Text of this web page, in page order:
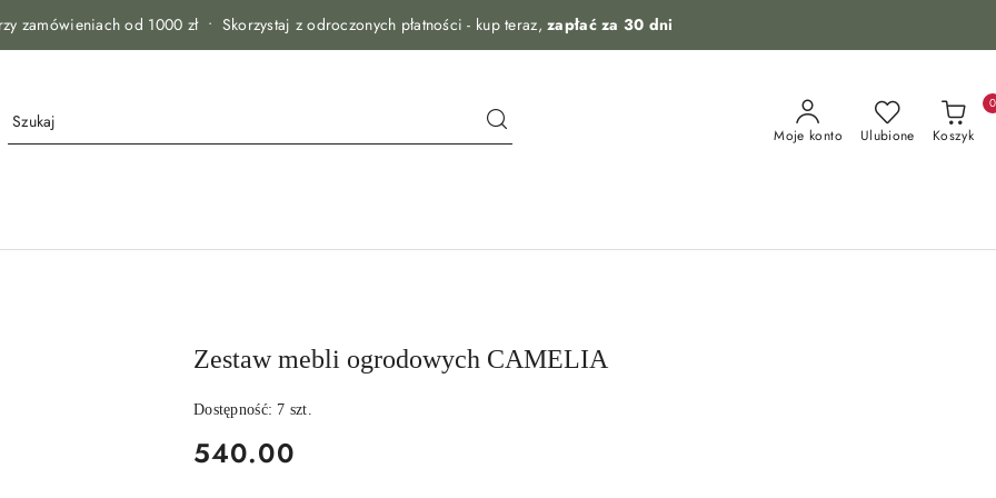
zamówieniach od 1000 zł • Skorzystaj z odroczonych płatności - kup teraz, zapłać za 30 dni
Moje konto Ulubione Koszyk
0
Zestaw mebli ogrodowych CAMELIA
Dostępność: 7 szt.
cena:
540.00